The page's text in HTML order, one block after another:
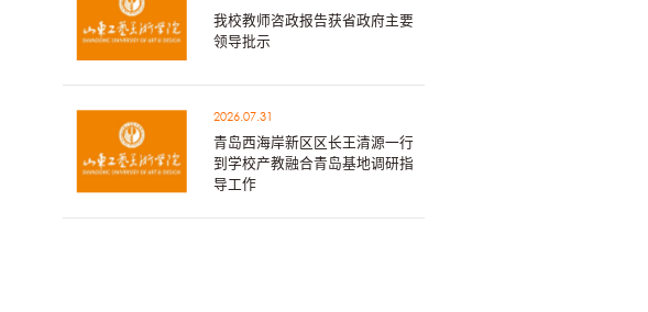
我校教师咨政报告获省政府主要
领导批示
2026.07.31
青岛西海岸新区区长王清源一行
到学校产教融合青岛基地调研指
导工作